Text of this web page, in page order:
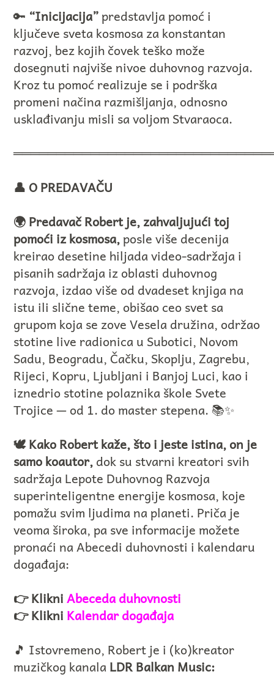
🔑 “Inicijacija”predstavlja pomoć i
ključeve sveta kosmosa za konstantan
razvoj, bez kojih čovek teško može
dosegnuti najviše nivoe duhovnog razvoja.
Kroz tu pomoć realizuje se i podrška
promeni načina razmišljanja, odnosno
usklađivanju misli sa voljom Stvaraoca.
👤 O PREDAVAČU
🌍 Predavač Robert je, zahvaljujući toj
pomoći iz kosmosa,posle više decenija
kreirao desetine hiljada video-sadržaja i
pisanih sadržaja iz oblasti duhovnog
razvoja, izdao više od dvadeset knjiga na
istu ili slične teme, obišao ceo svet sa
grupom koja se zove Vesela družina, održao
stotine live radionica u Subotici, Novom
Sadu, Beogradu, Čačku, Skoplju, Zagrebu,
Rijeci, Kopru, Ljubljani i Banjoj Luci, kao i
iznedrio stotine polaznika škole Svete
Trojice — od 1. do master stepena. 📚✨
🕊️ Kako Robert kaže, što i jeste istina, on je
samo koautor,dok su stvarni kreatori svih
sadržaja Lepote Duhovnog Razvoja
superinteligentne energije kosmosa, koje
pomažu svim ljudima na planeti. Priča je
veoma široka, pa sve informacije možete
pronaći na Abecedi duhovnosti i kalendaru
događaja:
👉 KlikniAbeceda duhovnosti
👉 Klikni Kalendar događaja
🎵 Istovremeno, Robert je i (ko)kreator
muzičkog kanalaLDR Balkan Music: